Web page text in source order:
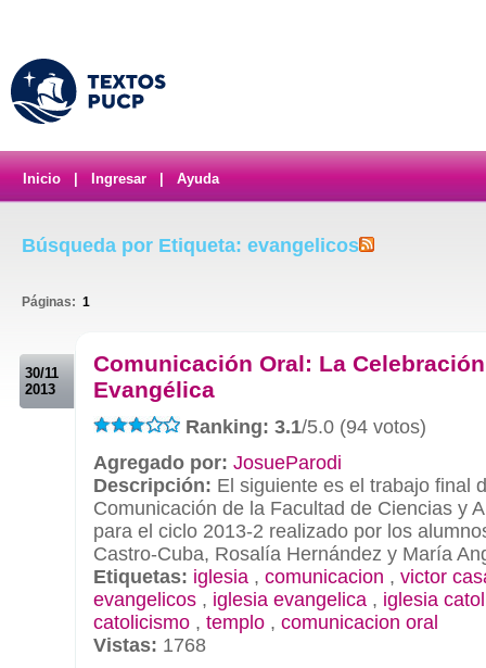
Inicio Ingresar Ayuda
Búsqueda por Etiqueta: evangelicos
Páginas: 1
30/11
2013
Comunicación Oral: La Celebración
Evangélica
Ranking: 3.1/5.0 (94 votos)
Agregado por: JosueParodi
Descripción: El siguiente es el trabajo final
Comunicación de la Facultad de Ciencias y
para el ciclo 2013-2 realizado por los
Castro-Cuba, Rosalía Hernández y María
Etiquetas: iglesia , comunicacion , victor
evangelicos , iglesia evangelica , iglesia
catolicismo , templo , comunicacion oral
Vistas: 1768